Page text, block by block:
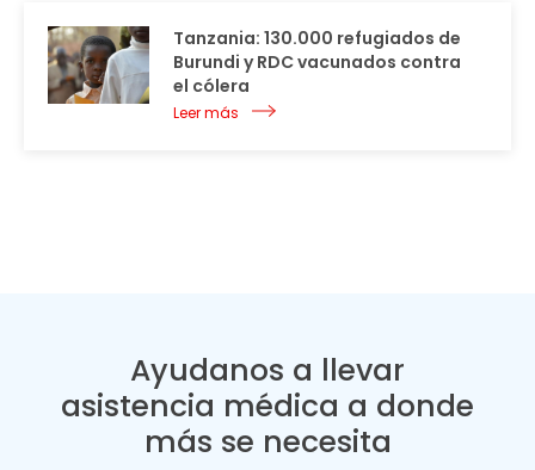
Tanzania: 130.000 refugiados de
Burundi y RDC vacunados contra
el cólera
Leer más
Ayudanos a llevar
asistencia médica a donde
más se necesita